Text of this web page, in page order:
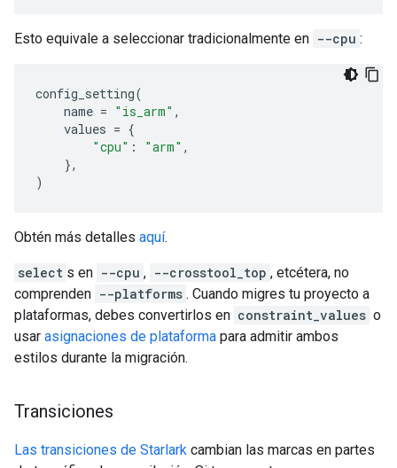
Esto equivale a seleccionar tradicionalmente en --cpu :
config_setting(
name = "is_arm" ,
values = {
"cpu" : "arm" ,
},
)
Obtén más detalles aquí.
select s en --cpu , --crosstool_top , etcétera, no
comprenden --platforms . Cuando migres tu proyecto a
plataformas, debes convertirlos en constraint_values o
usar asignaciones de plataforma para admitir ambos
estilos durante la migración.
Transiciones
Las transiciones de Starlark cambian las marcas en partes